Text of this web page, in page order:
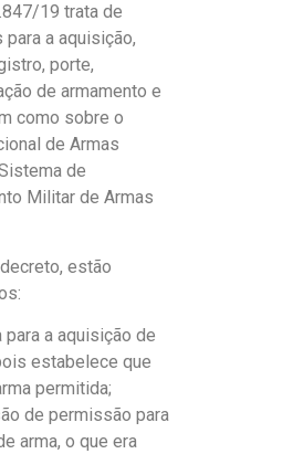
19 trata de
a aquisição,
porte,
de armamento e
como sobre o
de Armas
de
Militar de Armas
estão
para a aquisição de
estabelece que
permitida;
de permissão para
arma, o que era